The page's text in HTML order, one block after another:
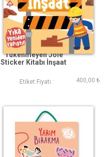
Tükenmeyen Jöle
Sticker Kitabı İnşaat
Etiket Fiyatı : 400,00 ₺